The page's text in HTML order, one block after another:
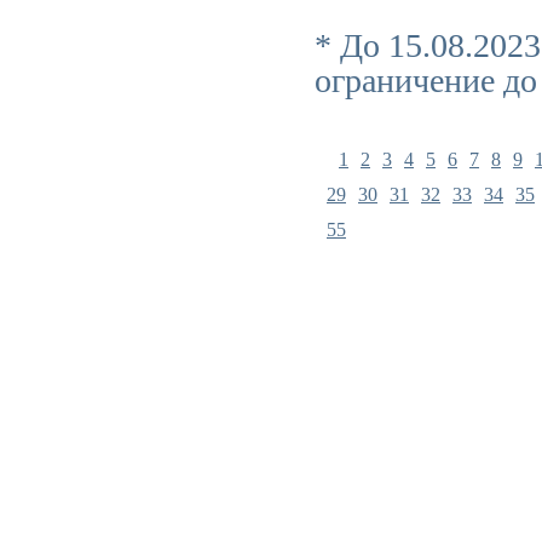
* До 15.08.2023
ограничение
1 2 3 4 5 6 7 8 9
29 30 31 32 33 34 35
55